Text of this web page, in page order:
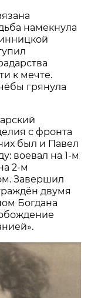
намекнула
к мечте.
грянула
с фронта
был и Павел
воевал на 1-м
2-м
Завершил
двумя
Богдана